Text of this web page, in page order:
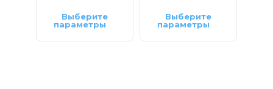
Выберите
параметры
Выберите
параметры